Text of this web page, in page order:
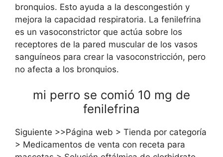
bronquios. Esto ayuda a la descongestión y
mejora la capacidad respiratoria. La fenilefrina
es un vasoconstrictor que actúa sobre los
receptores de la pared muscular de los vasos
sanguíneos para crear la vasoconstricción, pero
no afecta a los bronquios.
mi perro se comió 10 mg de
fenilefrina
Siguiente >>Página web > Tienda por categoría
> Medicamentos de venta con receta para